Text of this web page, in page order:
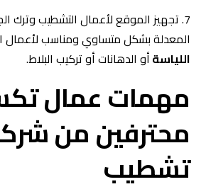
7. تجهيز الموقع لأعمال التشطيب وترك
المعدلة بشكل متساوي ومناسب لأعمال
اللياسةأو الدهانات أو تركيب البلاط.
مهمات عمال
محترفين من
تشطيب